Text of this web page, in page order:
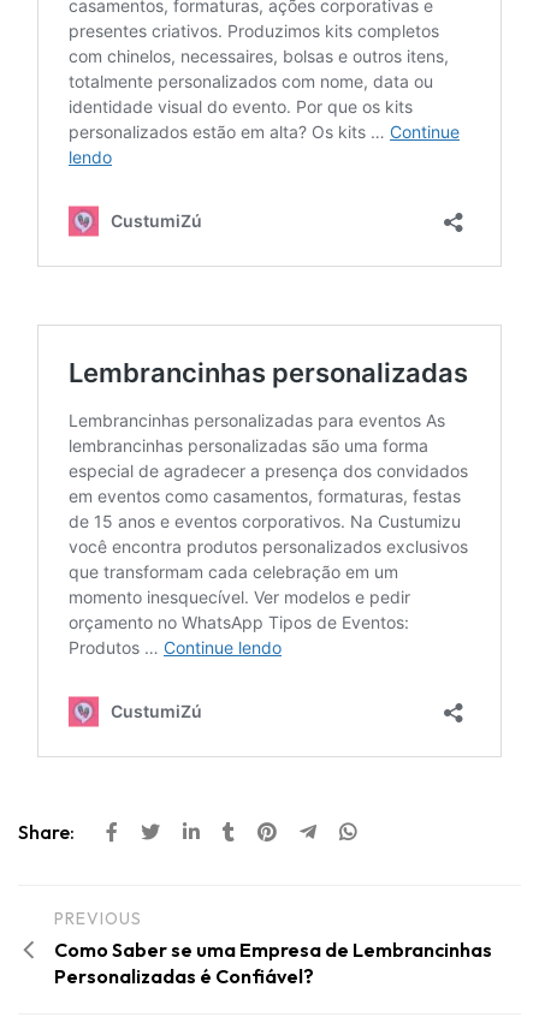
Share:
PREVIOUS
Como Saber se uma Empresa de Lembrancinhas
Personalizadas é Confiável?